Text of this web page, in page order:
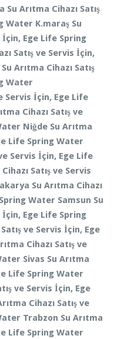
Su Arıtma Cihazı Satış
Water K.maraş Su
İçin, Ege Life Spring
Satış ve Servis İçin,
Su Arıtma Cihazı Satış
Water
Servis İçin, Ege Life
Cihazı Satış ve
Niğde Su Arıtma
Life Spring Water
Servis İçin, Ege Life
Satış ve Servis
Su Arıtma Cihazı
Water Samsun Su
İçin, Ege Life Spring
ve Servis İçin, Ege
Cihazı Satış ve
Sivas Su Arıtma
Life Spring Water
ve Servis İçin, Ege
Cihazı Satış ve
Trabzon Su Arıtma
Life Spring Water